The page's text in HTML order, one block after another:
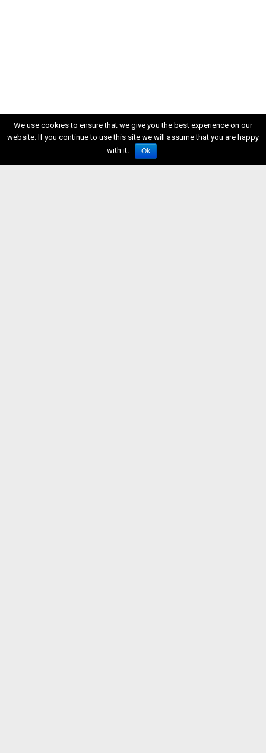
We use cookies to ensure that we give you the best experience on our
website. If you continue to use this site we will assume that you are happy
with it.
Ok